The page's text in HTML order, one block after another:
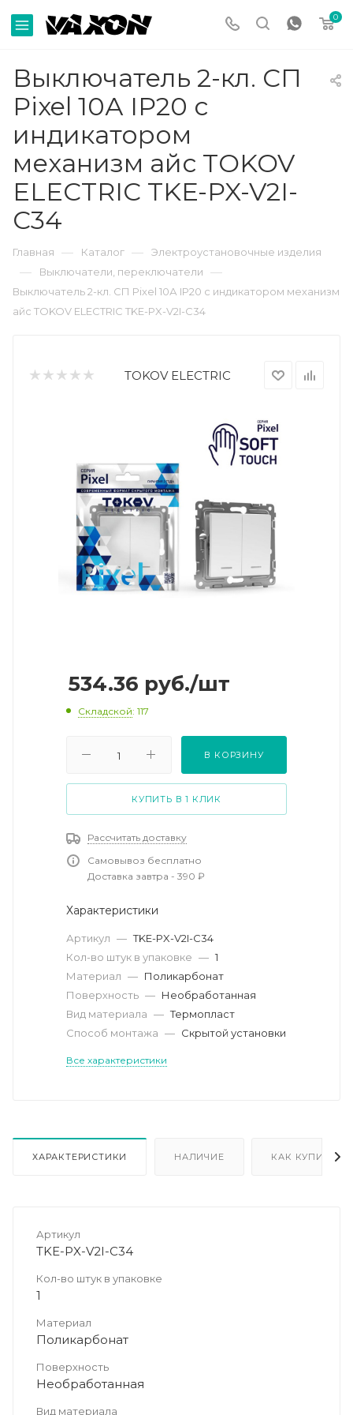
0
Выключатель 2-кл. СП
Pixel 10А IP20 с
индикатором
механизм айс TOKOV
ELECTRIC TKE-PX-V2I-
C34
Главная — Каталог — Электроустановочные изделия
— Выключатели, переключатели —
Выключатель 2-кл. СП Pixel 10А IP20 с индикатором механизм
айс TOKOV ELECTRIC TKE-PX-V2I-C34
TOKOV ELECTRIC
534.36 руб./шт
Складской: 117
В КОРЗИНУ
КУПИТЬ В 1 КЛИК
Рассчитать доставку
Самовывоз бесплатно
Доставка завтра - 390 ₽
Характеристики
Артикул — TKE-PX-V2I-C34
Кол-во штук в упаковке — 1
Материал — Поликарбонат
Поверхность — Необработанная
Вид материала — Термопласт
Способ монтажа — Скрытой установки
Все характеристики
ХАРАКТЕРИСТИКИ НАЛИЧИЕ КАК КУПИТЬ
Артикул
TKE-PX-V2I-C34
Кол-во штук в упаковке
1
Материал
Поликарбонат
Поверхность
Необработанная
Вид материала